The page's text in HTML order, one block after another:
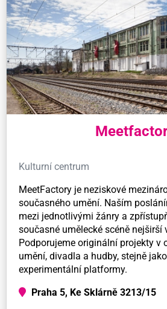
Kulturní centrum
MeetFactory je neziskové
současného umění. Naším
mezi jednotlivými žánry a
současné umělecké scéně nejširší
Podporujeme originální projekty v
umění, divadla a hudby, stejně
experimentální platformy.
Praha 5, Ke Sklárně 3213/15